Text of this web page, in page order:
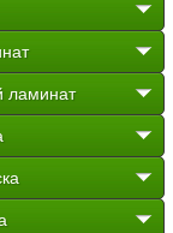
ламинат